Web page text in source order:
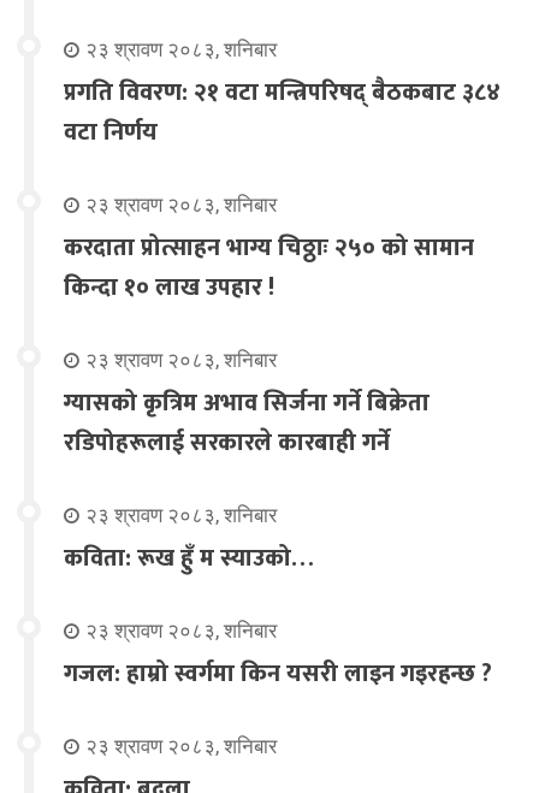
२३ श्रावण २०८३, शनिबार
प्रगति विवरण: २१ वटा मन्त्रिपरिषद् बैठकबाट ३८४
वटा निर्णय
२३ श्रावण २०८३, शनिबार
करदाता प्रोत्साहन भाग्य चिठ्ठाः २५० को सामान
किन्दा १० लाख उपहार !
२३ श्रावण २०८३, शनिबार
ग्यासको कृत्रिम अभाव सिर्जना गर्ने बिक्रेता
रडिपोहरूलाई सरकारले कारबाही गर्ने
२३ श्रावण २०८३, शनिबार
कविता: रूख हुँ म स्याउको…
२३ श्रावण २०८३, शनिबार
गजल: हाम्रो स्वर्गमा किन यसरी लाइन गइरहन्छ ?
२३ श्रावण २०८३, शनिबार